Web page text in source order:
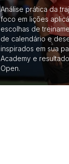
Análise prática da
foco em lições
escolhas de
de calendário e
inspirados em sua
Academy e
Open.